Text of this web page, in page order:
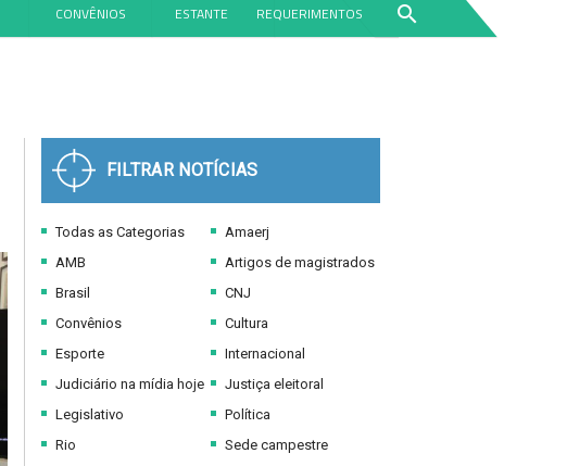
CONVÊNIOS ESTANTE REQUERIMENTOS search
FILTRAR NOTÍCIAS
Todas as Categorias
AMB
Brasil
Convênios
Esporte
Judiciário na mídia hoje
Legislativo
Rio
Amaerj
Artigos de magistrados
CNJ
Cultura
Internacional
Justiça eleitoral
Política
Sede campestre